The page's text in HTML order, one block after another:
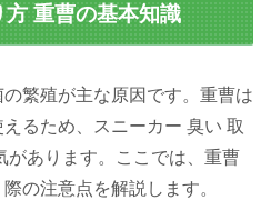
重曹の基本知識
繁殖が主な原因です。重曹は
るため、スニーカー 臭い 取
があります。ここでは、重曹
の注意点を解説します。